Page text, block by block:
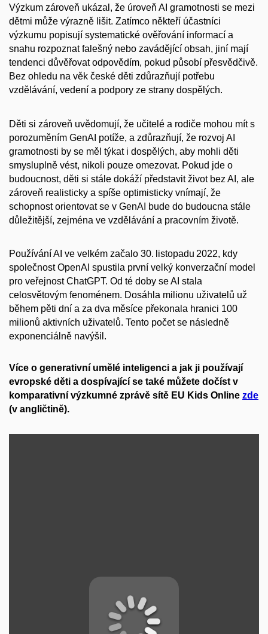
Výzkum zároveň ukázal, že úroveň AI gramotnosti se mezi
dětmi může výrazně lišit. Zatímco někteří účastníci
výzkumu popisují systematické ověřování informací a
snahu rozpoznat falešný nebo zavádějící obsah, jiní mají
tendenci důvěřovat odpovědím, pokud působí přesvědčivě.
Bez ohledu na věk české děti zdůrazňují potřebu
vzdělávání, vedení a podpory ze strany dospělých.
Děti si zároveň uvědomují, že učitelé a rodiče mohou mít s
porozuměním GenAI potíže, a zdůrazňují, že rozvoj AI
gramotnosti by se měl týkat i dospělých, aby mohli děti
smysluplně vést, nikoli pouze omezovat. Pokud jde o
budoucnost, děti si stále dokáží představit život bez AI, ale
zároveň realisticky a spíše optimisticky vnímají, že
schopnost orientovat se v GenAI bude do budoucna stále
důležitější, zejména ve vzdělávání a pracovním životě.
Používání AI ve velkém začalo 30. listopadu 2022, kdy
společnost OpenAI spustila první velký konverzační model
pro veřejnost ChatGPT. Od té doby se AI stala
celosvětovým fenoménem. Dosáhla milionu uživatelů už
během pěti dní a za dva měsíce překonala hranici 100
milionů aktivních uživatelů. Tento počet se následně
exponenciálně navýšil.
Více o generativní umělé inteligenci a jak ji používají
evropské děti a dospívající se také můžete dočíst v
komparativní výzkumné zprávě sítě EU Kids Online zde
(v angličtině).